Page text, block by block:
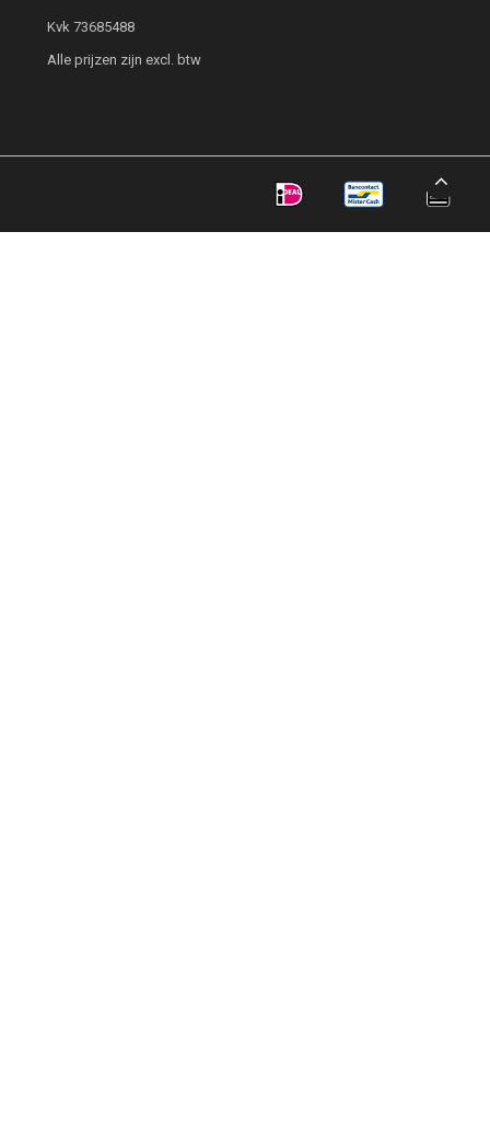
Kvk 73685488
Alle prijzen zijn excl. btw